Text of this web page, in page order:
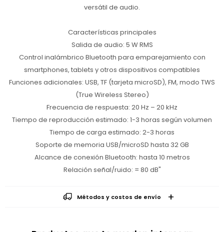
versátil de audio.
Características principales
Salida de audio: 5 W RMS
Control inalámbrico Bluetooth para emparejamiento con
smartphones, tablets y otros dispositivos compatibles
Funciones adicionales: USB, TF (tarjeta microSD), FM, modo TWS
(True Wireless Stereo)
Frecuencia de respuesta: 20 Hz – 20 kHz
Tiempo de reproducción estimado: 1-3 horas según volumen
Tiempo de carga estimado: 2-3 horas
Soporte de memoria USB/microSD hasta 32 GB
Alcance de conexión Bluetooth: hasta 10 metros
Relación señal/ruido: = 80 dB"
Métodos y costos de envío